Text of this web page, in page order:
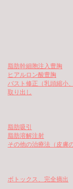
脂肪幹細胞注入豊胸
ヒアルロン酸豊胸
バスト修正（乳頭縮小
取り出し
脂肪吸引
脂肪溶解注射
その他の治療法（皮膚
ボトックス、完全摘出